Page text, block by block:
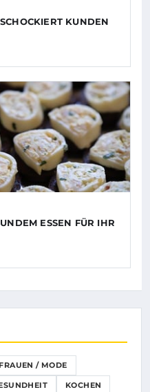
KUNDEN
ESSEN FÜR IHR
FRAUEN / MODE
KOCHEN